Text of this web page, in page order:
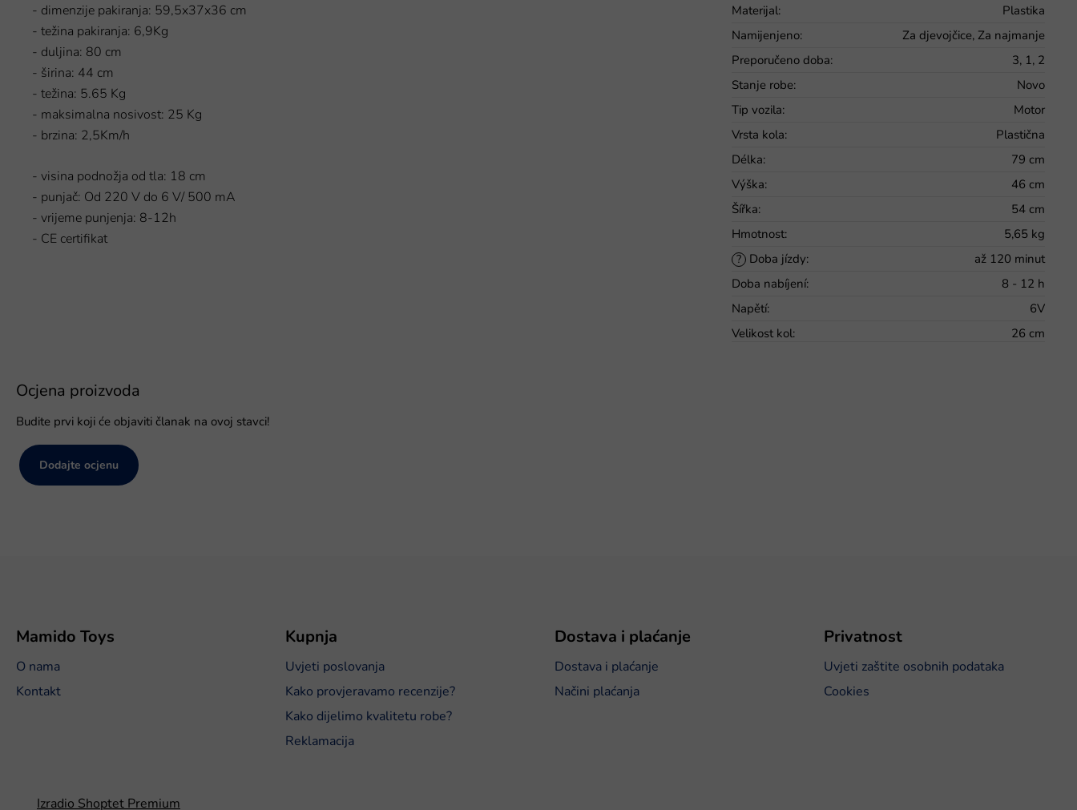
- dimenzije pakiranja: 59,5x37x36 cm
- težina pakiranja: 6,9Kg
- duljina: 80 cm
- širina: 44 cm
- težina: 5.65 Kg
- maksimalna nosivost: 25 Kg
- brzina: 2,5Km/h
- visina podnožja od tla: 18 cm
- punjač: Od 220 V do 6 V/ 500 mA
- vrijeme punjenja: 8-12h
- CE certifikat
Materijal:
Plastika
Namijenjeno:
Za djevojčice, Za najmanje
Preporučeno doba:
3, 1, 2
Stanje robe:
Novo
Tip vozila:
Motor
Vrsta kola:
Plastična
Délka:
79 cm
Výška:
46 cm
Šířka:
54 cm
Hmotnost: 5,65 kg
? Doba jízdy:
až 120 minut
Doba nabíjení:
8 - 12 h
Napětí:
6V
Velikost kol: 26 cm
Ocjena proizvoda
Budite prvi koji će objaviti članak na ovoj stavci!
Dodajte ocjenu
Mamido Toys
O nama
Kontakt
Kupnja
Uvjeti poslovanja
Kako provjeravamo recenzije?
Kako dijelimo kvalitetu robe?
Reklamacija
Dostava i plaćanje
Dostava i plaćanje
Načini plaćanja
Privatnost
Uvjeti zaštite osobnih podataka
Cookies
Izradio Shoptet Premium